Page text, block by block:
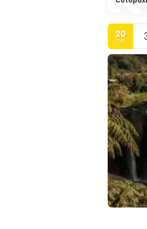
20
maj